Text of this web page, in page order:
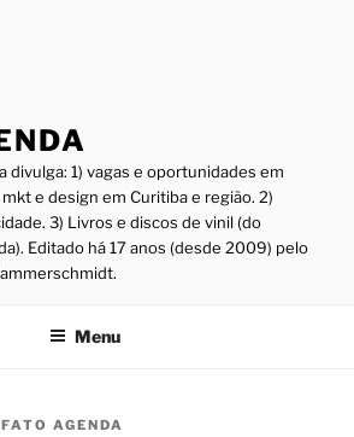
divulga: 1) vagas e oportunidades em
e design em Curitiba e região. 2)
3) Livros e discos de vinil (do
Editado há 17 anos (desde 2009) pelo
Menu
FATO AGENDA